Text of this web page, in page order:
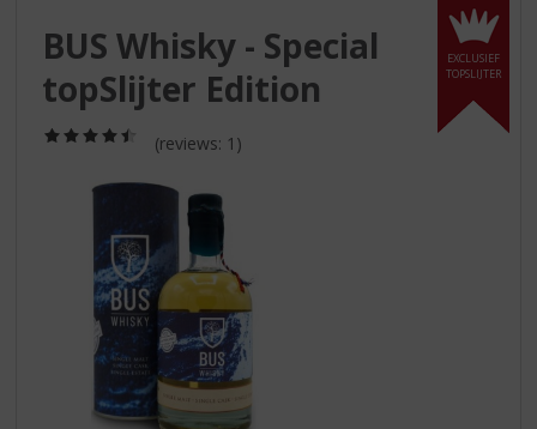
EXCLUSIEF
TOPSLIJTER
BUS Whisky - Special
topSlijter Edition
/
(reviews: 1)